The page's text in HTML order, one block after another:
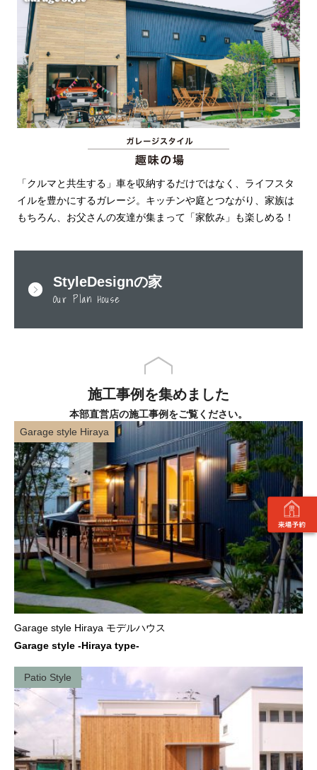
「クルマと共生する」車を収納するだけではなく、ライフスタ
イルを豊かにするガレージ。キッチンや庭とつながり、家族は
もちろん、お父さんの友達が集まって「家飲み」も楽しめる！
StyleDesignの家
Our Plan House
施工事例を集めました
本部直営店の施工事例をご覧ください。
Garage style Hiraya
Garage style Hiraya モデルハウス
Garage style -Hiraya type-
Patio Style